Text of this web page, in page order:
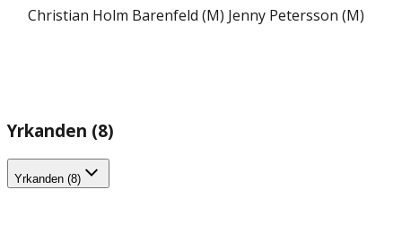
Christian Holm Barenfeld (M) Jenny Petersson (M)
Yrkanden (8)
Yrkanden (8)